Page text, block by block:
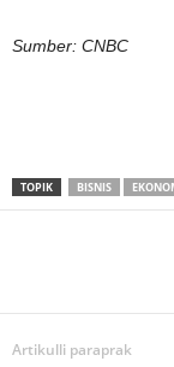
Sumber: CNBC
TOPIK BISNIS
Artikulli paraprak